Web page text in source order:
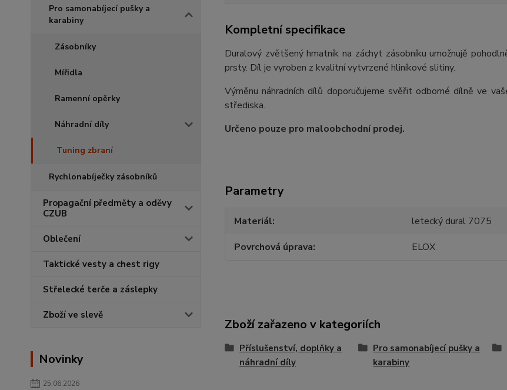
Pro samonabíjecí pušky a
karabiny
Zásobníky
Mířidla
Ramenní opěrky
Náhradní díly
Tuning zbraní
Rychlonabíječky zásobníků
Propagační předměty a oděvy
CZUB
Oblečení
Taktické vesty a chest rigy
Střelecké terče a záslepky
Zboží ve slevě
Novinky
25.06.2026
Kompletní specifikace
Duralový zvětšený hmatník na záchyt zásobníku umožnujě
prsty. Díl je vyroben z kvalitní vytvrzené hliníkové slitiny.
Výměnu náhradních dílů doporučujeme svěřit odborné dílně ve
střediska.
Určeno pouze pro maloobchodní prodej.
Parametry
Materiál
letecký dural 7075
Povrchová úprava
ELOX
Zboží zařazeno v kategoriích
Příslušenství, doplňky a
náhradní díly
Pro samonabíjecí pušky a
karabiny